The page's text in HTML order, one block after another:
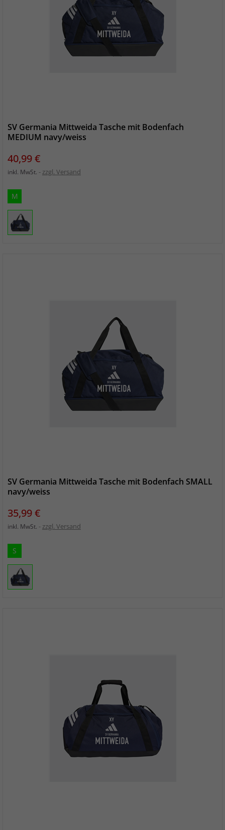
SV Germania Mittweida Tasche mit Bodenfach
MEDIUM navy/weiss
Preis
40,99 €
inkl. MwSt. zzgl. Versand
M
SV Germania Mittweida Tasche mit Bodenfach SMALL
navy/weiss
Preis
35,99 €
inkl. MwSt. zzgl. Versand
S